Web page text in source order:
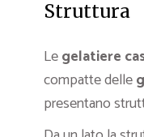
Struttura
Legelatiere
compatte delle
presentano